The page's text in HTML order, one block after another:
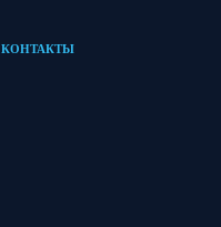
КОНТАКТЫ